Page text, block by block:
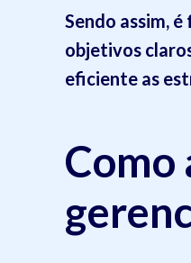
Sendo assim,
objetivos
eficiente as
Como